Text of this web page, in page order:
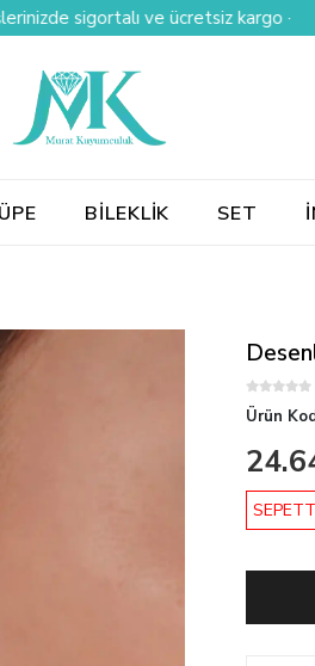
sigortalı ve ücretsiz kargo · ·
BİLEKLİK SET
Ürün